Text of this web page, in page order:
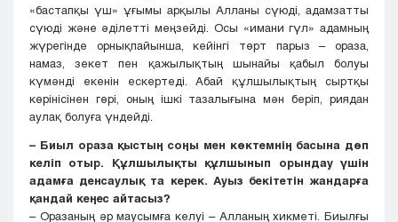
«бастапқы үш» ұғымы арқылы Алланы сүюді, адамзатты
сүюді және әділетті меңзейді. Осы «имани гүл» адамның
жүрегінде орнықпайынша, кейінгі төрт парыз – ораза,
намаз, зекет пен қажылықтың шынайы қабыл болуы
күмәнді екенін ескертеді. Абай құлшылықтың сыртқы
көрінісінен гөрі, оның ішкі тазалығына мән беріп, риядан
аулақ болуға үндейді.
– Биыл ораза қыстың соңы мен көктемнің басына дөп
келіп отыр. Құлшылықты құлшынып орындау үшін
адамға денсаулық та керек. Ауыз бекітетін жандарға
қандай кеңес айтасыз?
– Оразаның әр маусымға келуі – Алланың хикметі. Биылғы